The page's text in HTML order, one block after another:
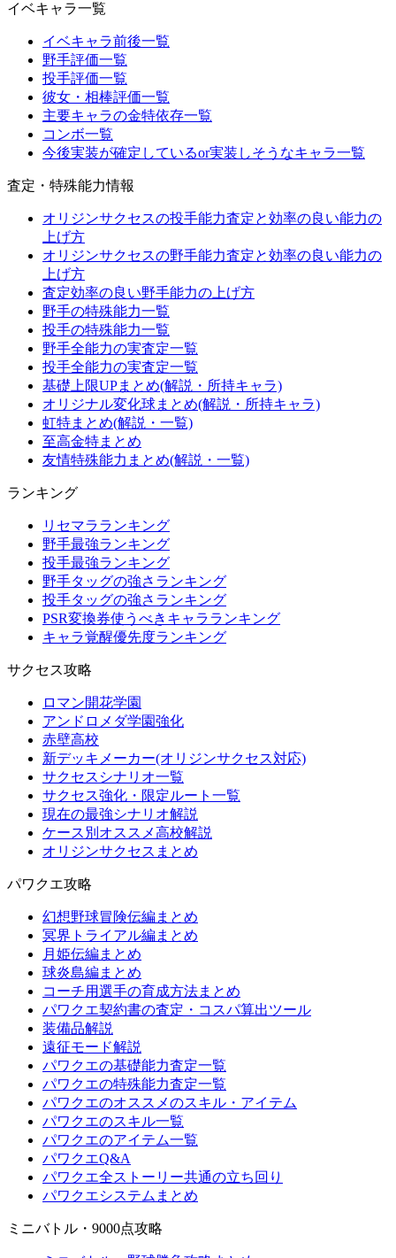
イベキャラ一覧
イベキャラ前後一覧
野手評価一覧
投手評価一覧
彼女・相棒評価一覧
主要キャラの金特依存一覧
コンボ一覧
今後実装が確定しているor実装しそうなキャラ一覧
査定・特殊能力情報
オリジンサクセスの投手能力査定と効率の良い能力の
上げ方
オリジンサクセスの野手能力査定と効率の良い能力の
上げ方
査定効率の良い野手能力の上げ方
野手の特殊能力一覧
投手の特殊能力一覧
野手全能力の実査定一覧
投手全能力の実査定一覧
基礎上限UPまとめ(解説・所持キャラ)
オリジナル変化球まとめ(解説・所持キャラ)
虹特まとめ(解説・一覧)
至高金特まとめ
友情特殊能力まとめ(解説・一覧)
ランキング
リセマラランキング
野手最強ランキング
投手最強ランキング
野手タッグの強さランキング
投手タッグの強さランキング
PSR変換券使うべきキャラランキング
キャラ覚醒優先度ランキング
サクセス攻略
ロマン開花学園
アンドロメダ学園強化
赤壁高校
新デッキメーカー(オリジンサクセス対応)
サクセスシナリオ一覧
サクセス強化・限定ルート一覧
現在の最強シナリオ解説
ケース別オススメ高校解説
オリジンサクセスまとめ
パワクエ攻略
幻想野球冒険伝編まとめ
冥界トライアル編まとめ
月姫伝編まとめ
球炎島編まとめ
コーチ用選手の育成方法まとめ
パワクエ契約書の査定・コスパ算出ツール
装備品解説
遠征モード解説
パワクエの基礎能力査定一覧
パワクエの特殊能力査定一覧
パワクエのオススメのスキル・アイテム
パワクエのスキル一覧
パワクエのアイテム一覧
パワクエQ&A
パワクエ全ストーリー共通の立ち回り
パワクエシステムまとめ
ミニバトル・9000点攻略